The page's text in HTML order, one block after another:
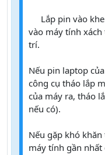
Lắp pin vào
vào máy tính
trí.
Nếu pin laptop
công cụ tháo lắp
của máy ra, tháo
nếu có).
Nếu gặp khó
máy tính gần